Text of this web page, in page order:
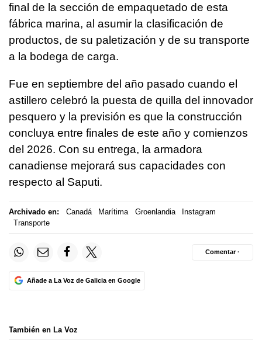
final de la sección de empaquetado de esta
fábrica marina, al asumir la clasificación de
productos, de su paletización y de su transporte
a la bodega de carga.
Fue en septiembre del año pasado cuando el
astillero celebró la puesta de quilla del innovador
pesquero y la previsión es que la construcción
concluya entre finales de este año y comienzos
del 2026. Con su entrega, la armadora
canadiense mejorará sus capacidades con
respecto al Saputi.
Archivado en: Canadá Marítima Groenlandia
Instagram
Transporte
Añade a La Voz de Galicia en Google
Comentar ·
También en La Voz